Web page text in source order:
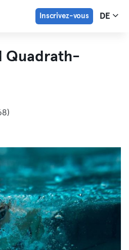
Inscrivez-vous DE
Quadrath-